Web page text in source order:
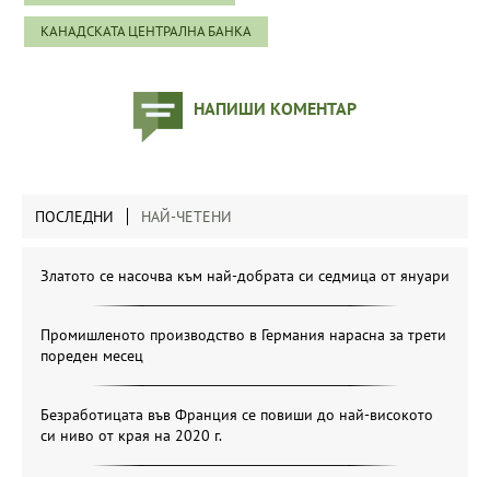
КАНАДСКАТА ЦЕНТРАЛНА БАНКА
НАПИШИ КОМЕНТАР
ПОСЛЕДНИ НАЙ-ЧЕТЕНИ
Златото се насочва към най-добрата си седмица от януари
Промишленото производство в Германия нарасна за трети
пореден месец
Безработицата във Франция се повиши до най-високото
си ниво от края на 2020 г.